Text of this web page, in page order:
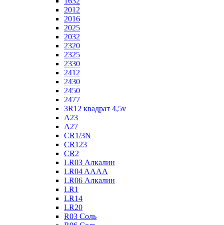
2012
2016
2025
2032
2320
2325
2330
2412
2430
2450
2477
3R12 квадрат 4,5v
A23
A27
CR1/3N
CR123
CR2
LR03 Алкалин
LR04 AAAA
LR06 Алкалин
LR1
LR14
LR20
R03 Соль